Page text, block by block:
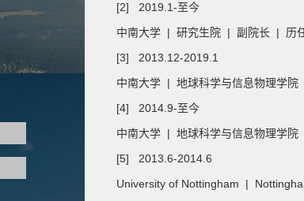
[2] 2019.1-至今
中南大学 | 研究生院 | 副院长 | 历
[3] 2013.12-2019.1
中南大学 | 地球科学与信息物理学
[4] 2014.9-至今
中南大学 | 地球科学与信息物理学
[5] 2013.6-2014.6
University of Nottingham |